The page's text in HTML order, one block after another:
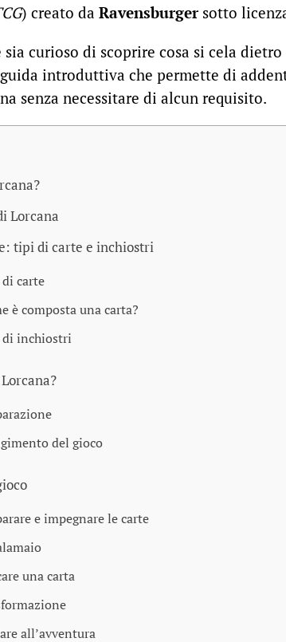
) creato da Ravensburger sotto
sia curioso di scoprire cosa si cela
introduttiva che permette di
senza necessitare di alcun requisito.
Lorcana
tipi di carte e inchiostri
carte
è composta una carta?
inchiostri
del gioco
e impegnare le carte
una carta
all’avventura